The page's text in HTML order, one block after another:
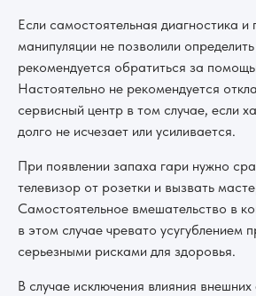
Если самостоятельная диагностика и
манипуляции не позволили
рекомендуется обратиться за
Настоятельно не рекомендуется
сервисный центр в том случае, если
долго не исчезает или усиливается.
При появлении запаха гари нужно
телевизор от розетки и вызвать
Самостоятельное вмешательство в
в этом случае чревато усугублением
серьезными рисками для здоровья.
В случае исключения влияния